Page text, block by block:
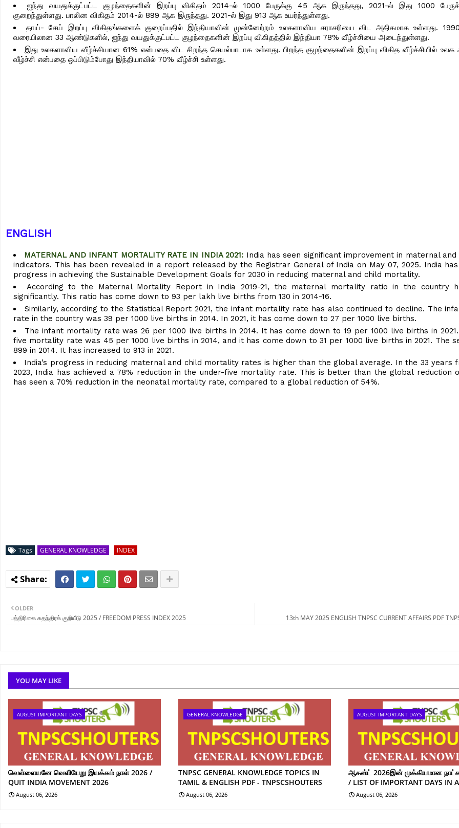
ஐந்து வயதுக்குட்பட்ட குழந்தைகளின் இறப்பு விகிதம் 2014-ல் 1000 பேருக்கு 45 ஆக இருந்தது, 2021-ல் இது 1000
குறைந்துள்ளது. பாலின விகிதம் 2014-ல் 899 ஆக இருந்தது. 2021-ல் இது 913 ஆக உயர்ந்துள்ளது.
தாய்- சேய் இறப்பு விகிதங்களைக் குறைப்பதில் இந்தியாவின் முன்னேற்றம் உலகளாவிய சராசரியை விட அதிகமாக உள்ளது.
வரையிலான 33 ஆண்டுகளில், ஐந்து வயதுக்குட்பட்ட குழந்தைகளின் இறப்பு விகிதத்தில் இந்தியா 78% வீழ்ச்சியை அடைந்துள்ளது.
இது உலகளாவிய வீழ்ச்சியான 61% என்பதை விட சிறந்த செயல்பாடாக உள்ளது. பிறந்த குழந்தைகளின் இறப்பு விகித வீழ்ச்சியில்
வீழ்ச்சி என்பதை ஒப்பிடும்போது இந்தியாவில் 70% வீழ்ச்சி உள்ளது.
ENGLISH
MATERNAL AND INFANT MORTALITY RATE IN INDIA 2021: India has seen significant improvement in maternal
indicators. This has been revealed in a report released by the Registrar General of India on May 07, 2025. India
progress in achieving the Sustainable Development Goals for 2030 in reducing maternal and child mortality.
According to the Maternal Mortality Report in India 2019-21, the maternal mortality ratio in the country
significantly. This ratio has come down to 93 per lakh live births from 130 in 2014-16.
Similarly, according to the Statistical Report 2021, the infant mortality rate has also continued to decline. The
rate in the country was 39 per 1000 live births in 2014. In 2021, it has come down to 27 per 1000 live births.
The infant mortality rate was 26 per 1000 live births in 2014. It has come down to 19 per 1000 live births in
five mortality rate was 45 per 1000 live births in 2014, and it has come down to 31 per 1000 live births in 2021. The
899 in 2014. It has increased to 913 in 2021.
India’s progress in reducing maternal and child mortality rates is higher than the global average. In the 33 years
2023, India has achieved a 78% reduction in the under-five mortality rate. This is better than the global reduction
has seen a 70% reduction in the neonatal mortality rate, compared to a global reduction of 54%.
Tags GENERAL KNOWLEDGE INDEX
13th MAY 2025 ENGLISH TNPSC CURRENT AFFAIRS PDF
OLDER
பத்திரிகை சுதந்திரக் குறியீடு 2025 / FREEDOM PRESS INDEX 2025
YOU MAY LIKE
AUGUST IMPORTANT DAYS
வெள்ளையனே வெளியேறு இயக்கம் நாள் 2026 /
QUIT INDIA MOVEMENT 2026
August 06, 2026
GENERAL KNOWLEDGE
TNPSC GENERAL KNOWLEDGE TOPICS IN
TAMIL & ENGLISH PDF - TNPSCSHOUTERS
August 06, 2026
AUGUST IMPORTANT DAYS
ஆகஸ்ட் 2026இன் முக்கியமான
/ LIST OF IMPORTANT DAYS IN
August 06, 2026